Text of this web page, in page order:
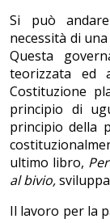
Si può
necessità di
Questa
teorizzata ed
Costituzione
principio di
principio della
ultimo libro,
al bivio,
Il lavoro per la